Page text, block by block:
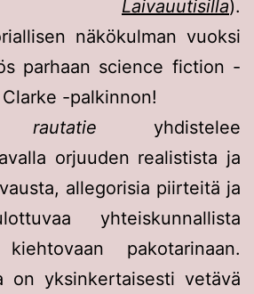
Laivauutisilla).
näkökulman vuoksi
parhaan science fiction -
-palkinnon!
rautatie yhdistelee
orjuuden realistista ja
allegorisia piirteitä ja
yhteiskunnallista
kiehtovaan pakotarinaan.
on yksinkertaisesti vetävä